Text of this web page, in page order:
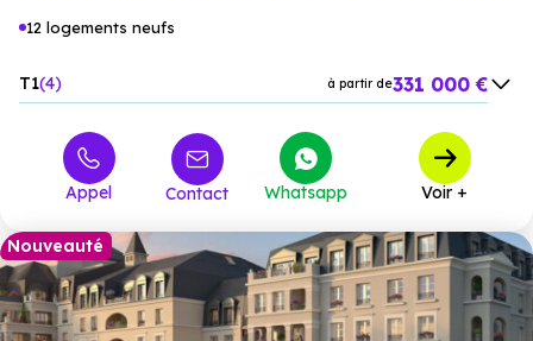
12 logements neufs
T1 4 à partir de331 000 €
à partir de 964 000 €
Appel Contact Whatsapp Voir +
Nouveauté